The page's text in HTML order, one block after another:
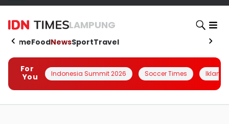
LAMPUNG
HomeFoodNewsSportTravel
For
You
Indonesia Summit 2026 Soccer Times Iklanin